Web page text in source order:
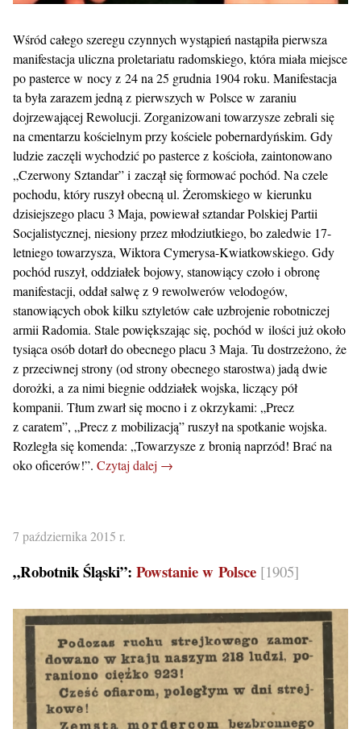
Wśród całego szeregu czynnych wystąpień nastąpiła pierwsza
manifestacja uliczna proletariatu radomskiego, która miała miejsce
po pasterce w nocy z 24 na 25 grudnia 1904 roku. Manifestacja
ta była zarazem jedną z pierwszych w Polsce w zaraniu
dojrzewającej Rewolucji. Zorganizowani towarzysze zebrali się
na cmentarzu kościelnym przy kościele pobernardyńskim. Gdy
ludzie zaczęli wychodzić po pasterce z kościoła, zaintonowano
„Czerwony Sztandar” i zaczął się formować pochód. Na czele
pochodu, który ruszył obecną ul. Żeromskiego w kierunku
dzisiejszego placu 3 Maja, powiewał sztandar Polskiej Partii
Socjalistycznej, niesiony przez młodziutkiego, bo zaledwie 17-
letniego towarzysza, Wiktora Cymerysa-Kwiatkowskiego. Gdy
pochód ruszył, oddziałek bojowy, stanowiący czoło i obronę
manifestacji, oddał salwę z 9 rewolwerów velodogów,
stanowiących obok kilku sztyletów całe uzbrojenie robotniczej
armii Radomia. Stale powiększając się, pochód w ilości już około
tysiąca osób dotarł do obecnego placu 3 Maja. Tu dostrzeżono, że
z przeciwnej strony (od strony obecnego starostwa) jadą dwie
dorożki, a za nimi biegnie oddziałek wojska, liczący pół
kompanii. Tłum zwarł się mocno i z okrzykami: „Precz
z caratem”, „Precz z mobilizacją” ruszył na spotkanie wojska.
Rozległa się komenda: „Towarzysze z bronią naprzód! Brać na
oko oficerów!”. Czytaj dalej →
7 października 2015 r.
„Robotnik Śląski”: Powstanie w Polsce [1905]